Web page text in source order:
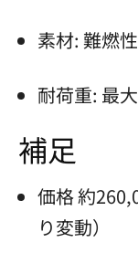
素材: 難燃
耐荷重: 最
補足
価格 約
り変動）